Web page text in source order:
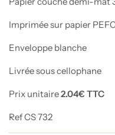
Imprimée sur papier
Enveloppe blanche
Livrée sous cellophane
Prix unitaire2.04€ TTC
Ref CS 732